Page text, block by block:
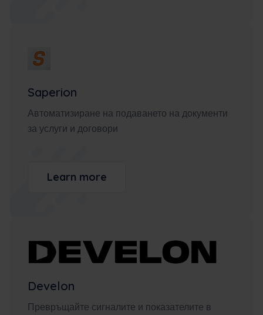
Saperion
Автоматизиране на подаването на документи
за услуги и договори
Learn more
Develon
Превръщайте сигналите и показателите в